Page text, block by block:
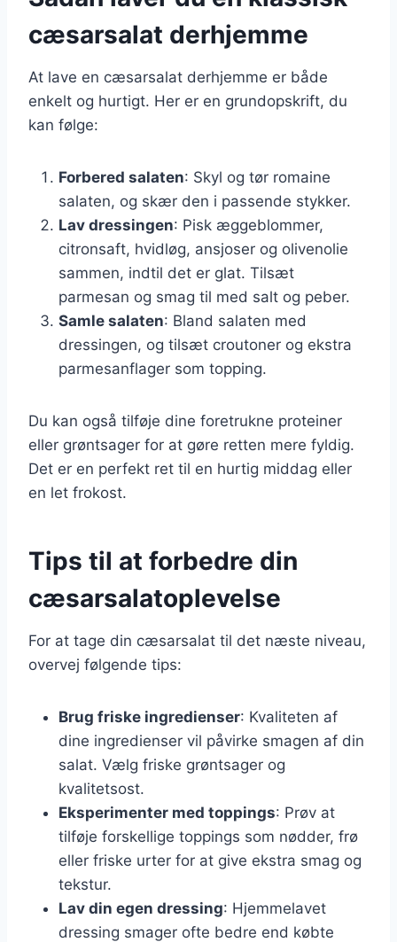
cæsarsalat derhjemme
At lave en cæsarsalat derhjemme er både
enkelt og hurtigt. Her er en grundopskrift, du
kan følge:
Forbered salaten: Skyl og tør romaine
salaten, og skær den i passende stykker.
Lav dressingen: Pisk æggeblommer,
citronsaft, hvidløg, ansjoser og olivenolie
sammen, indtil det er glat. Tilsæt
parmesan og smag til med salt og peber.
Samle salaten: Bland salaten med
dressingen, og tilsæt croutoner og ekstra
parmesanflager som topping.
Du kan også tilføje dine foretrukne proteiner
eller grøntsager for at gøre retten mere fyldig.
Det er en perfekt ret til en hurtig middag eller
en let frokost.
Tips til at forbedre din
cæsarsalatoplevelse
For at tage din cæsarsalat til det næste niveau,
overvej følgende tips:
Brug friske ingredienser: Kvaliteten af
dine ingredienser vil påvirke smagen af din
salat. Vælg friske grøntsager og
kvalitetsost.
Eksperimenter med toppings: Prøv at
tilføje forskellige toppings som nødder, frø
eller friske urter for at give ekstra smag og
tekstur.
Lav din egen dressing: Hjemmelavet
dressing smager ofte bedre end købte